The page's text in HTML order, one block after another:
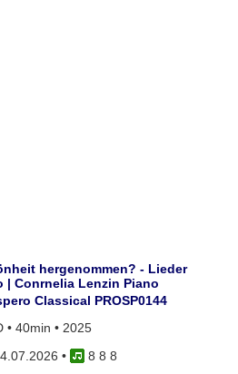
hergenommen? - Lieder
| Conrnelia Lenzin Piano
Classical PROSP0144
• 40min • 2025
•
8 8 8